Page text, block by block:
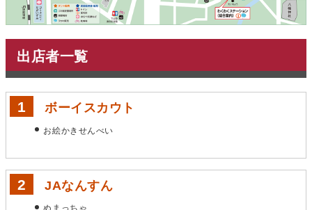
出店者一覧
ボーイスカウト
お絵かきせんべい
JAなんすん
ぬまっちゃ